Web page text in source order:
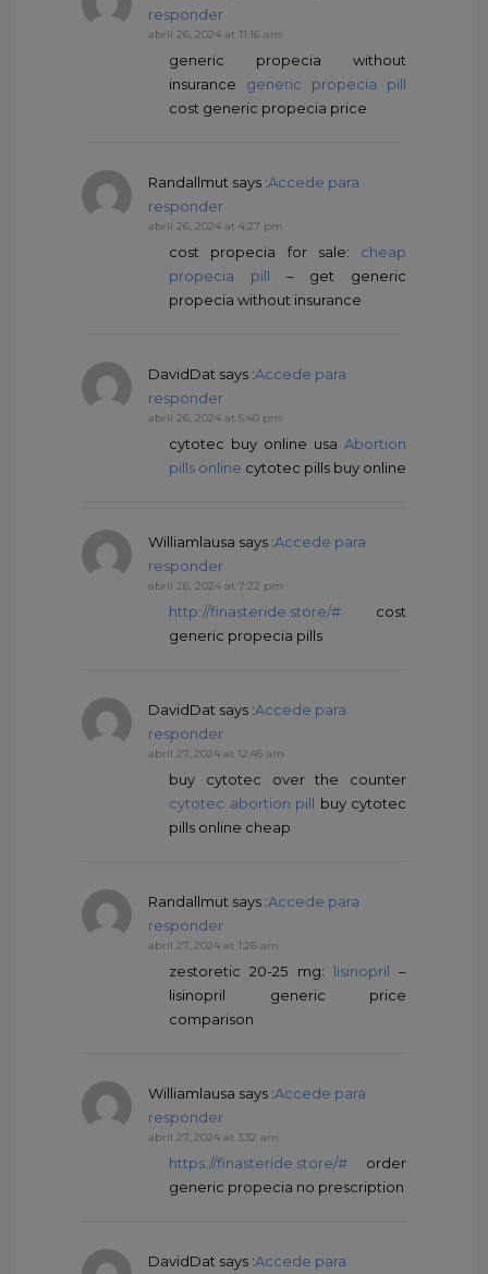
responder
abril 26, 2024 at 11:16 am
generic propecia without
insurance generic propecia pill
cost generic propecia price
Randallmut says :Accede para
responder
abril 26, 2024 at 4:27 pm
cost propecia for sale: cheap
propecia pill – get generic
propecia without insurance
DavidDat says :Accede para
responder
abril 26, 2024 at 5:40 pm
cytotec buy online usa Abortion
pills online cytotec pills buy online
Williamlausa says :Accede para
responder
abril 26, 2024 at 7:22 pm
http://finasteride.store/# cost
generic propecia pills
DavidDat says :Accede para
responder
abril 27, 2024 at 12:45 am
buy cytotec over the counter
cytotec abortion pill buy cytotec
pills online cheap
Randallmut says :Accede para
responder
abril 27, 2024 at 1:26 am
zestoretic 20-25 mg: lisinopril –
lisinopril generic price
comparison
Williamlausa says :Accede para
responder
abril 27, 2024 at 3:32 am
https://finasteride.store/# order
generic propecia no prescription
DavidDat says :Accede para